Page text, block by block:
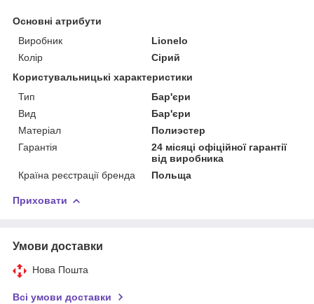
Основні атрибути
Виробник
Lionelo
Колір
Сірий
Користувальницькі характеристики
Тип
Бар'єри
Вид
Бар'єри
Матеріал
Полиэстер
Гарантія
24 місяці офіційної гарантії
від виробника
Країна реєстрації бренда
Польща
Приховати
Умови доставки
Нова Пошта
Всі умови доставки